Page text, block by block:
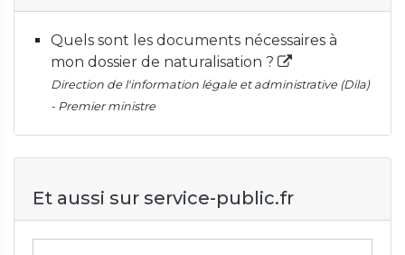
Quels sont les documents nécessaires à
mon dossier de naturalisation ?
Direction de l'information légale et administrative (Dila)
- Premier ministre
Et aussi sur service-public.fr